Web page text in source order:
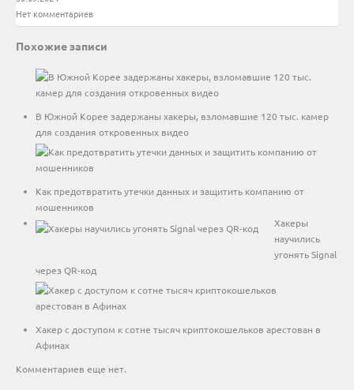
Нет комментариев
Похожие записи
В Южной Корее задержаны хакеры, взломавшие 120 тыс. камер
для создания откровенных видео
Как предотвратить утечки данных и защитить компанию от
мошенников
Хакеры
научились
угонять Signal
через QR-код
Хакер с доступом к сотне тысяч криптокошельков арестован в
Афинах
Комментариев еще нет.